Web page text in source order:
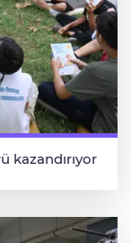
kazandırıyor